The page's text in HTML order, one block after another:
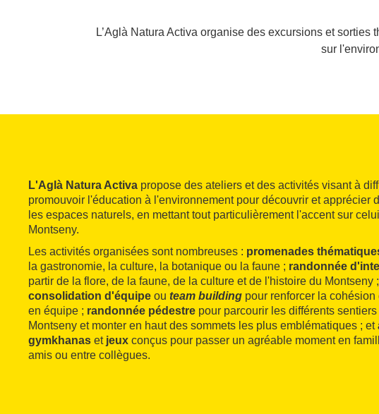
L’Aglà Natura Activa organise des excursions et
sur
L'Aglà Natura Activa propose des ateliers et des activités visant à
promouvoir l'éducation à l'environnement pour découvrir et apprécier
les espaces naturels, en mettant tout particulièrement l'accent sur
Montseny.
Les activités organisées sont nombreuses : promenades
la gastronomie, la culture, la botanique ou la faune ; randonnée
partir de la flore, de la faune, de la culture et de l'histoire du Montseny ;
consolidation d'équipe ou team building pour renforcer la cohésion
en équipe ; randonnée pédestre pour parcourir les différents sentiers
Montseny et monter en haut des sommets les plus emblématiques ; et
gymkhanas et jeux conçus pour passer un agréable moment en
amis ou entre collègues.